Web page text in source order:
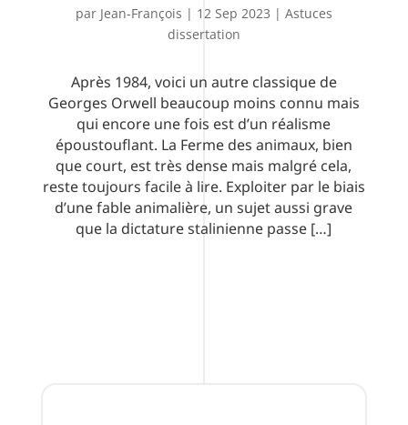
par Jean-François | 12 Sep 2023 | Astuces
dissertation
Après 1984, voici un autre classique de
Georges Orwell beaucoup moins connu mais
qui encore une fois est d’un réalisme
époustouflant. La Ferme des animaux, bien
que court, est très dense mais malgré cela,
reste toujours facile à lire. Exploiter par le biais
d’une fable animalière, un sujet aussi grave
que la dictature stalinienne passe […]